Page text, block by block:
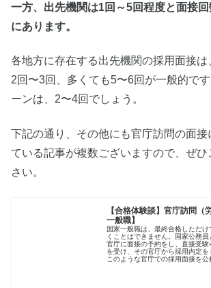
一方、出先機関は1回～5回程度と面接
にあります。
各地方に存在する出先機関の採用面接
2回〜3回、多くても5〜6回が一般的で
ーンは、2〜4回でしょう。
下記の通り、その他にも官庁訪問の面接
ている記事が複数ございますので、ぜ
さい。
【合格体験談】官庁訪問（
一般職】
国家一般職は、最終合格しただ
くことはできません。国家公務
官庁に面接の予約をし、直接受
を受け、その官庁から採用内定を
このような官庁での採用面接を公